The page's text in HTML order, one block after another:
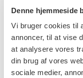
Denne hjemmeside
Vi bruger cookies til
annoncer, til at vise
at analysere vores
din brug af vores
sociale medier,
skulle stå.
CV
2001
Uddannet fra